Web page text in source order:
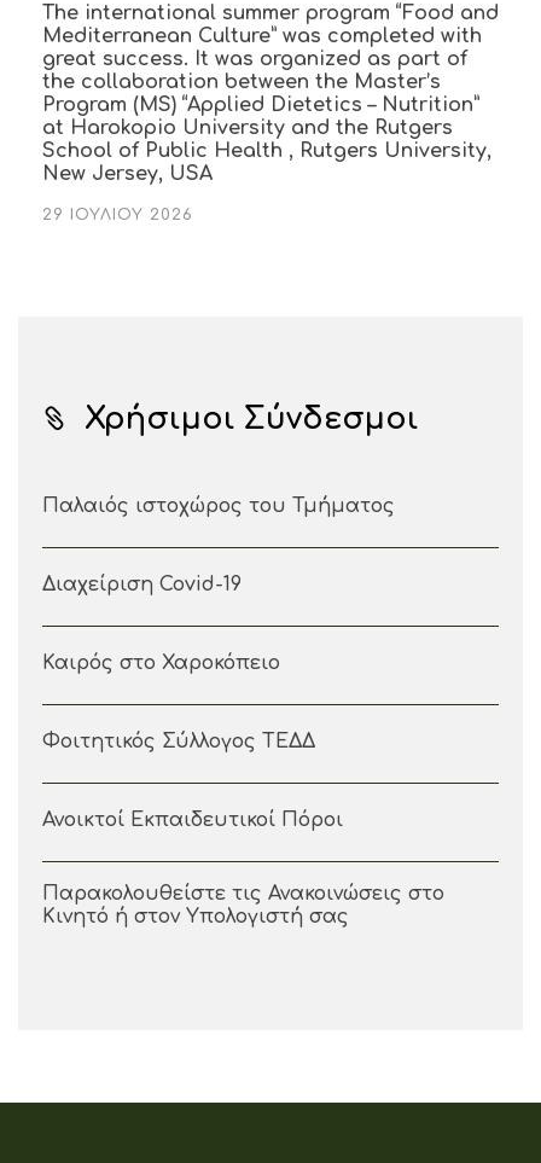
The international summer program “Food and
Mediterranean Culture” was completed with
great success. It was organized as part of
the collaboration between the Master’s
Program (MS) “Applied Dietetics – Nutrition”
at Harokopio University and the Rutgers
School of Public Health , Rutgers University,
New Jersey, USA
29 ΙΟΥΛΊΟΥ 2026
Χρήσιμοι Σύνδεσμοι
Παλαιός ιστοχώρος του Τμήματος
Διαχείριση Covid-19
Καιρός στο Χαροκόπειο
Φοιτητικός Σύλλογος ΤΕΔΔ
Ανοικτοί Εκπαιδευτικοί Πόροι
Παρακολουθείστε τις Ανακοινώσεις στο
Κινητό ή στον Υπολογιστή σας